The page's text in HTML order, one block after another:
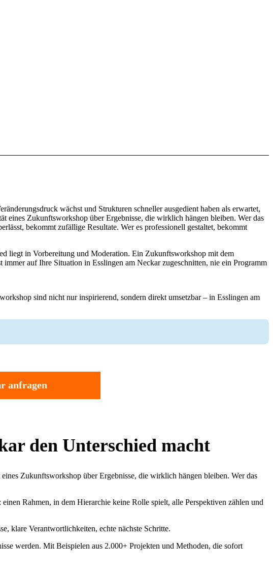
wächst und Strukturen schneller ausgedient haben als erwartet,
eines Zukunftsworkshop über Ergebnisse, die wirklich hängen bleiben. Wer das
bekommt zufällige Resultate. Wer es professionell gestaltet, bekommt
liegt in Vorbereitung und Moderation. Ein Zukunftsworkshop mit dem
immer auf Ihre Situation in Esslingen am Neckar zugeschnitten, nie ein Programm
sind nicht nur inspirierend, sondern direkt umsetzbar – in Esslingen am
anfragen
den Unterschied macht
Zukunftsworkshop über Ergebnisse, die wirklich hängen bleiben. Wer das
Rahmen, in dem Hierarchie keine Rolle spielt, alle Perspektiven zählen und
klare Verantwortlichkeiten, echte nächste Schritte.
werden. Mit Beispielen aus 2.000+ Projekten und Methoden, die sofort